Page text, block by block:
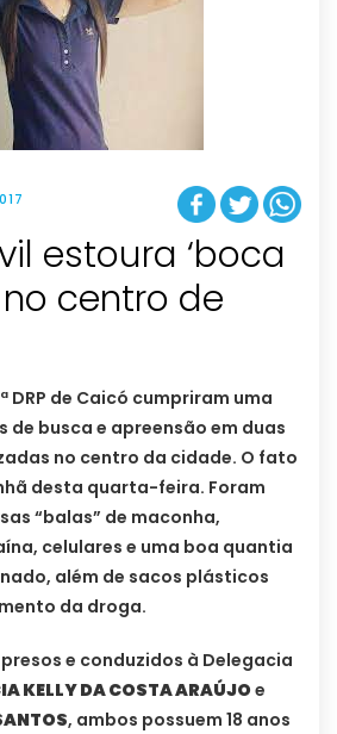
estoura ‘boca
centro de
DRP de Caicó cumpriram uma
de busca e apreensão em duas
no centro da cidade. O fato
desta quarta-feira. Foram
“balas” de maconha,
celulares e uma boa quantia
além de sacos plásticos
da droga.
e conduzidos à Delegacia
KELLY DA COSTA ARAÚJO e
, ambos possuem 18 anos